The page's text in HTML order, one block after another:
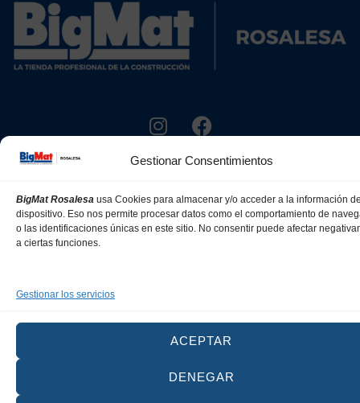
No consentir puede afectar negativamente a ciertas funciones.
Gestionar los servicios
DENEGAR
Política de CookiesPolítica de Privacidad Aviso Legal
Canarias Web